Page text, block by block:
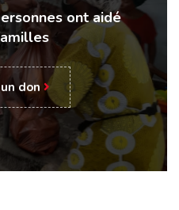
ont aidé
don